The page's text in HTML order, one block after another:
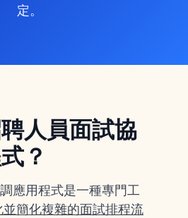
定。
人員面試協
？
應用程式是一種專門工
並簡化複雜的面試排程流